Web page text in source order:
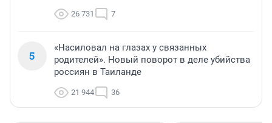
26 731 7
5
«Насиловал на глазах у связанных
родителей». Новый поворот в деле убийства
россиян в Таиланде
21 944 36